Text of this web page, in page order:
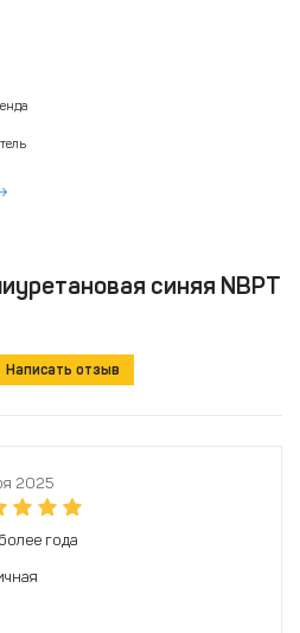
синяя NBPT
Написать отзыв
2025
года